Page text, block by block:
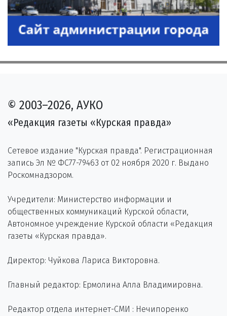
© 2003–2026, АУКО
«Редакция газеты «Курская правда»
Сетевое издание "Курская правда". Регистрационная
запись Эл № ФС77-79463 от 02 ноября 2020 г. Выдано
Роскомнадзором.
Учредители: Министерство информации и
общественных коммуникаций Курской области,
Автономное учреждение Курской области «Редакция
газеты «Курская правда».
Директор: Чуйкова Лариса Викторовна.
Главный редактор: Ермолина Алла Владимировна.
Редактор отдела интернет-СМИ : Нечипоренко